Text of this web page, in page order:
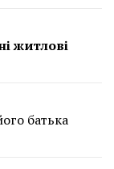
житлові
батька